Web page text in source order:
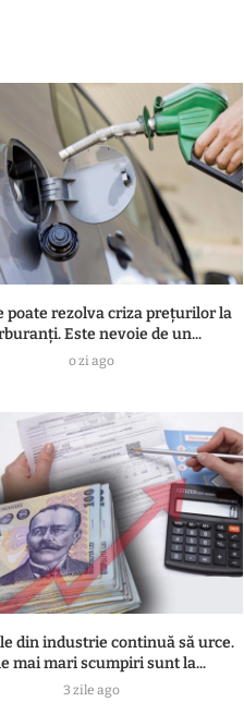
poate rezolva criza prețurilor la
Este nevoie de un...
o zi ago
din industrie continuă să urce.
mai mari scumpiri sunt la...
3 zile ago